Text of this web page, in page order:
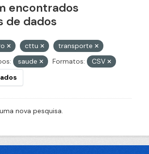
encontrados
de dados
cttu
transporte
saude Formatos:
CSV
nova pesquisa.